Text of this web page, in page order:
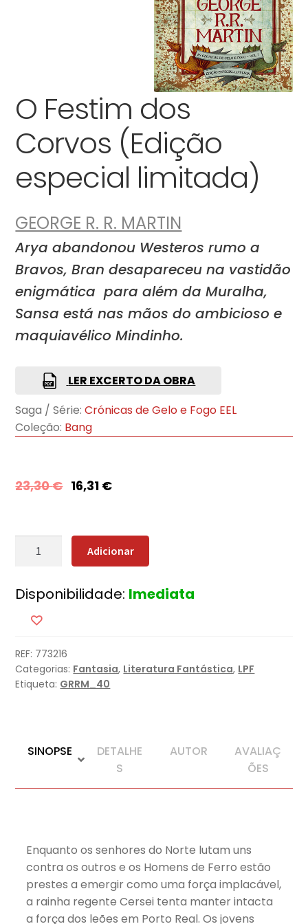
O Festim dos
Corvos (Edição
especial limitada)
GEORGE R. R. MARTIN
Arya abandonou Westeros rumo a
Bravos, Bran desapareceu na vastidão
enigmática para além da Muralha,
Sansa está nas mãos do ambicioso e
maquiavélico Mindinho.
LER EXCERTO DA OBRA
Saga / Série: Crónicas de Gelo e Fogo EEL
Coleção: Bang
23,30€ 16,31 €
Quantidade
Festim
dos
Corvos
(Edição
especial
limitada)
Adicionar
Disponibilidade: Imediata
REF: 773216
Categorias: Fantasia, Literatura Fantástica, LPF
Etiqueta: GRRM_40
SINOPSE
DETALHE
S
AUTOR
AVALIAÇ
ÕES
Enquanto os senhores do Norte lutam uns
contra os outros e os Homens de Ferro estão
prestes a emergir como uma força implacável,
a rainha regente Cersei tenta manter intacta
a força dos leões em Porto Real. Os jovens